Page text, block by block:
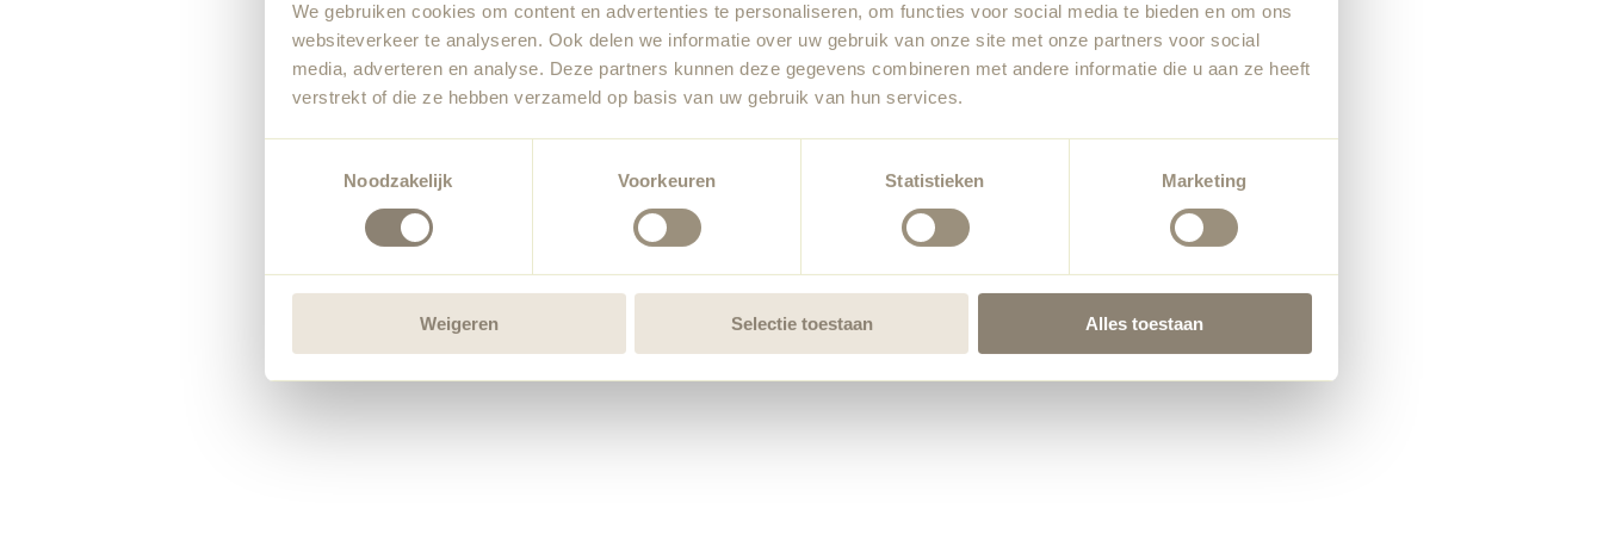
We gebruiken cookies om content en advertenties te personaliseren, om functies voor social media te bieden en om ons
websiteverkeer te analyseren. Ook delen we informatie over uw gebruik van onze site met onze partners voor social
media, adverteren en analyse. Deze partners kunnen deze gegevens combineren met andere informatie die u aan ze heeft
verstrekt of die ze hebben verzameld op basis van uw gebruik van hun services.
Noodzakelijk
Voorkeuren Statistieken Marketing
Weigeren Selectie toestaan Alles toestaan